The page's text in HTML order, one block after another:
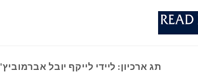
תג ארכיון: ליידי לייקף יובל אברמוביץ'